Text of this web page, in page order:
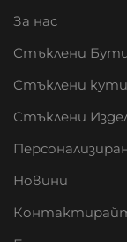
За нас
Стъклени
Стъклени
Стъклени
Новини